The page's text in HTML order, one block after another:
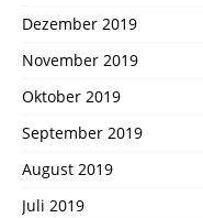
Dezember 2019
November 2019
Oktober 2019
September 2019
August 2019
Juli 2019